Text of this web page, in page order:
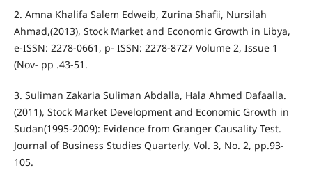
2. Amna Khalifa Salem Edweib, Zurina Shafii, Nursilah
Ahmad,(2013), Stock Market and Economic Growth in Libya,
e-ISSN: 2278-0661, p- ISSN: 2278-8727 Volume 2, Issue 1
(Nov- pp .43-51.
3. Suliman Zakaria Suliman Abdalla, Hala Ahmed Dafaalla.
(2011), Stock Market Development and Economic Growth in
Sudan(1995-2009): Evidence from Granger Causality Test.
Journal of Business Studies Quarterly, Vol. 3, No. 2, pp.93-
105.